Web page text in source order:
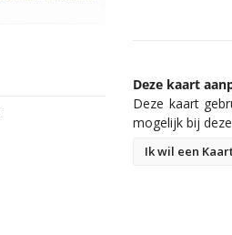
Deze kaart
Deze kaart
mogelijk bij
Ik wil een